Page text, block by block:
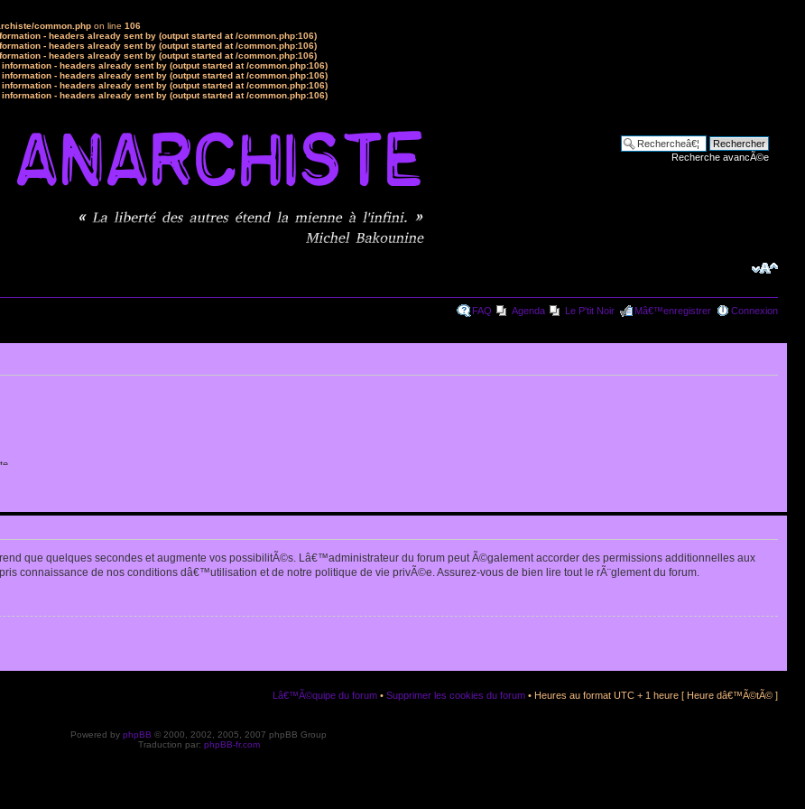
common.php on line 106
- headers already sent by (output started at /common.php:106)
- headers already sent by (output started at /common.php:106)
- headers already sent by (output started at /common.php:106)
- headers already sent by (output started at /common.php:106)
- headers already sent by (output started at /common.php:106)
- headers already sent by (output started at /common.php:106)
- headers already sent by (output started at /common.php:106)
Recherche avancÃ©e
FAQ Agenda Le P'tit Noir Mâ€™enregistrer Connexion
que quelques secondes et augmente vos possibilitÃ©s. Lâ€™administrateur du forum peut Ã©galement accorder des permissions additionnelles aux
connaissance de nos conditions dâ€™utilisation et de notre politique de vie privÃ©e. Assurez-vous de bien lire tout le rÃ¨glement du forum.
Lâ€™Ã©quipe du forum • Supprimer les cookies du forum • Heures au format UTC + 1 heure [ Heure dâ€™Ã©tÃ© ]
Powered by phpBB © 2000, 2002, 2005, 2007 phpBB Group
Traduction par: phpBB-fr.com